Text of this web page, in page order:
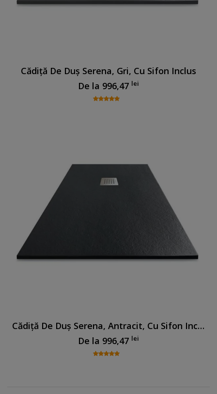
Cădiță De Duș Serena, Gri, Cu Sifon Inclus
De la 996,47 lei
Cădiță De Duș Serena, Antracit, Cu Sifon Inclus
De la 996,47 lei